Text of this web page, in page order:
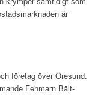
är
företag över Öresund.
Fehmarn Bält-